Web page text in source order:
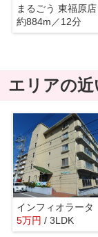
まるごう 東福原店
約884m／12分
エリアの近
インフィオラータ
5万円 / 3LDK